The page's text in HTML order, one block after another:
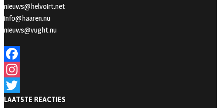
nieuws@helvoirt.net
info@haaren.nu
nieuws@vught.nu
F
a
c
n
T
LAATSTE REACTIES